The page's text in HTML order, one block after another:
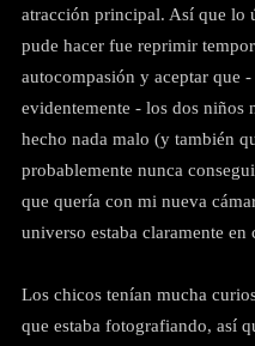
atracción principal. Así que lo
pude hacer fue reprimir
autocompasión y aceptar que -
evidentemente - los dos niños
hecho nada malo (y también
probablemente nunca
que quería con mi nueva
universo estaba claramente en
Los chicos tenían mucha
que estaba fotografiando, así